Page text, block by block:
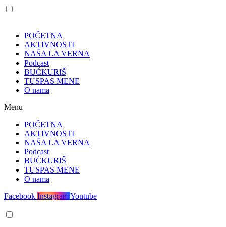
POČETNA
AKTIVNOSTI
NAŠA LA VERNA
Podcast
BUĆKURIŠ
TUSPAS MENE
O nama
Menu
POČETNA
AKTIVNOSTI
NAŠA LA VERNA
Podcast
BUĆKURIŠ
TUSPAS MENE
O nama
Facebook InstagramYoutube